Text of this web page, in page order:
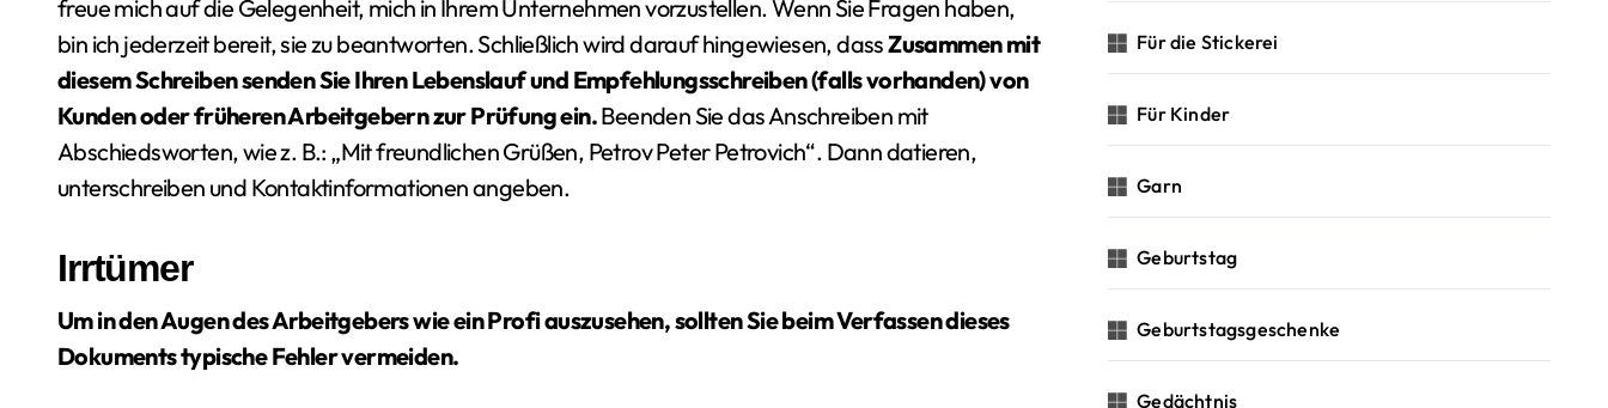
freue mich auf die Gelegenheit, mich in Ihrem Unternehmen vorzustellen. Wenn Sie Fragen haben,
bin ich jederzeit bereit, sie zu beantworten. Schließlich wird darauf hingewiesen, dassZusammen mit
diesem Schreiben senden Sie Ihren Lebenslauf und Empfehlungsschreiben (falls vorhanden) von
Kunden oder früheren Arbeitgebern zur Prüfung ein.Beenden Sie das Anschreiben mit
Abschiedsworten, wie z. B.: „Mit freundlichen Grüßen, Petrov Peter Petrovich“. Dann datieren,
unterschreiben und Kontaktinformationen angeben.
Irrtümer
Um in den Augen des Arbeitgebers wie ein Profi auszusehen, sollten Sie beim Verfassen dieses
Dokuments typische Fehler vermeiden.
Für die Stickerei
Für Kinder
Garn
Geburtstag
Geburtstagsgeschenke
Gedächtnis